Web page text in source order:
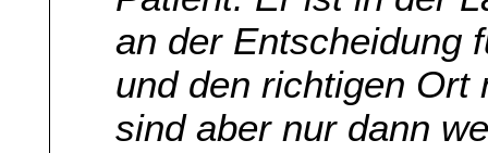
an der Entscheidung
und den richtigen Ort
sind aber nur dann